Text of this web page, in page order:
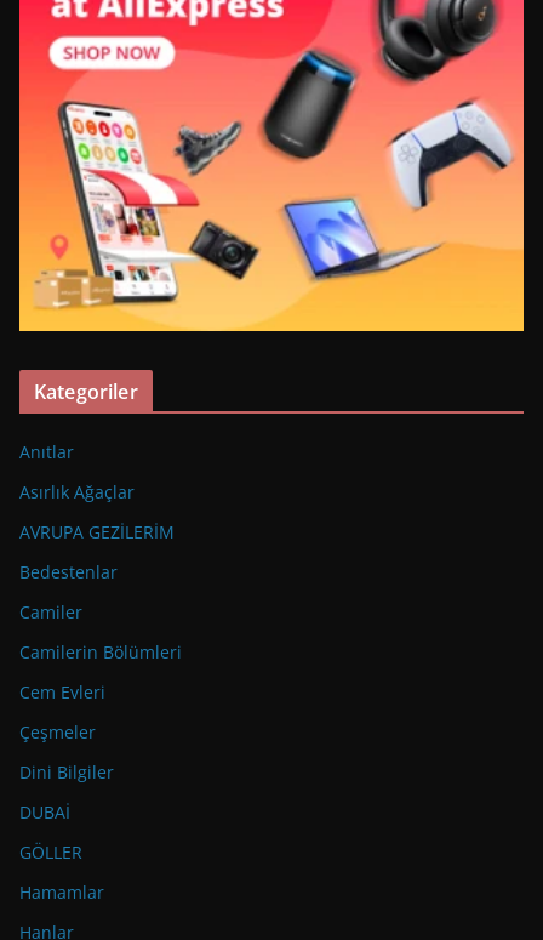
Kategoriler
Anıtlar
Asırlık Ağaçlar
AVRUPA GEZİLERİM
Bedestenlar
Camiler
Camilerin Bölümleri
Cem Evleri
Çeşmeler
Dini Bilgiler
DUBAİ
GÖLLER
Hamamlar
Hanlar